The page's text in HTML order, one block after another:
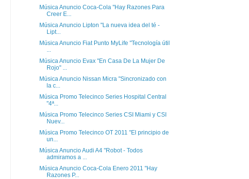
Música Anuncio Coca-Cola "Hay Razones Para
Creer E...
Música Anuncio Lipton "La nueva idea del té -
Lipt...
Música Anuncio Fiat Punto MyLife "Tecnología útil
...
Música Anuncio Evax "En Casa De La Mujer De
Rojo" ...
Música Anuncio Nissan Micra "Sincronizado con
la c...
Música Promo Telecinco Series Hospital Central
"4ª...
Música Promo Telecinco Series CSI Miami y CSI
Nuev...
Música Promo Telecinco OT 2011 "El principio de
un...
Música Anuncio Audi A4 "Robot - Todos
admiramos a ...
Música Anuncio Coca-Cola Enero 2011 "Hay
Razones P...